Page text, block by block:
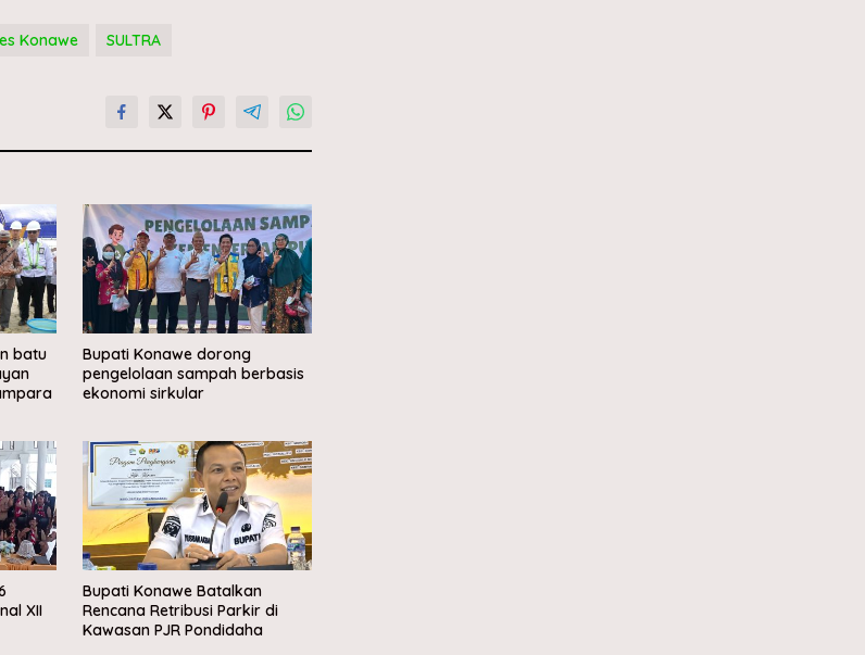
Konawe SULTRA
batu
Bupati Konawe dorong
pengelolaan sampah berbasis
ekonomi sirkular
XII
Bupati Konawe Batalkan
Rencana Retribusi Parkir di
Kawasan PJR Pondidaha